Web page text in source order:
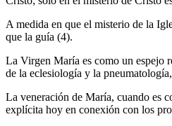
A medida en que el misterio de la
que la guía (4).
La Virgen María es como un espejo
de la eclesiología y la
La veneración de María, cuando es
explícita hoy en conexión con los